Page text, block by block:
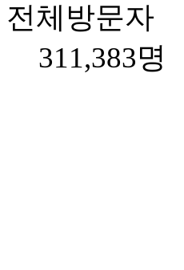
전체방문자
311,383명